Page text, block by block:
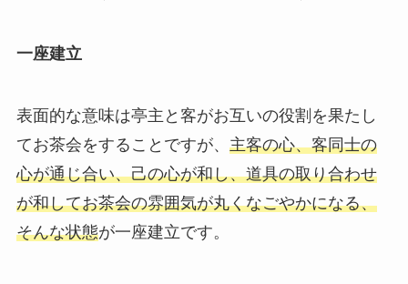
一座建立
表面的な意味は亭主と客がお互いの役割を果たし
てお茶会をすることですが、 主客の心、客同士の
心が通じ合い、己の心が和し、道具の取り合わせ
が和してお茶会の雰囲気が丸くなごやかになる、
そんな状態が一座建立です。